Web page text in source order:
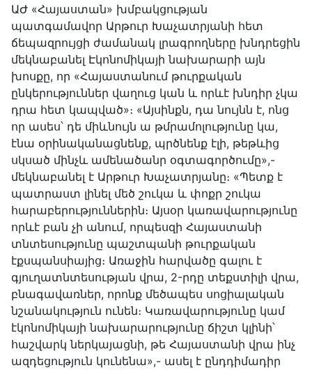
ԱԺ «Հայաստան» խմբակցության
պատգամավոր Արթուր Խաչատրյանի հետ
ճեպազրույցի ժամանակ լրագրողները խնդրեցին
մեկնաբանել Էկոնոմիկայի նախարարի այն
խոսքը, որ «Հայաստանում թուրքական
ընկերություններ վաղուց կան և որևէ խնդիր չկա
դրա հետ կապված»։ «Այսինքն, դա նույնն է, ոնց
որ ասես՝ դե միևնույն ա թմրամոլությունը կա,
էնա օրինականացնենք, պրծնենք էլի, թեթևից
սկսած մինչև ամենածանր օգտագործումը»,-
մեկնաբանել է Արթուր Խաչատրյանը։ «Պետք է
պատրաստ լինել մեծ շուկա և փոքր շուկա
հարաբերություններին։ Այսօր կառավարությունը
որևէ բան չի անում, որպեսզի Հայաստանի
տնտեսությունը պաշտպանի թուրքական
էքսպանսիայից։ Առաջին հարվածը գալու է
գյուղատնտեսության վրա, 2-րդը տեքստիլի վրա,
բնագավառներ, որոնք մեծապես սոցիալական
նշանակություն ունեն։ Կառավարությունը կամ
էկոնոմիկայի նախարարությունը ճիշտ կլինի՝
հաշվարկ ներկայացնի, թե Հայաստանի վրա ինչ
ազդեցություն կունենա»,- ասել է ընդդիմադիր